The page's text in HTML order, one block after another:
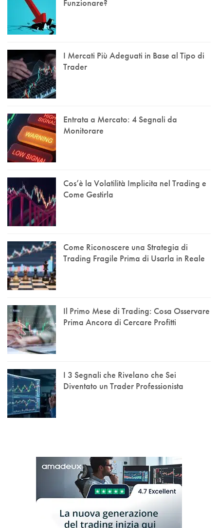
Funzionare?
I Mercati Più Adeguati in Base al Tipo di
Trader
Entrata a Mercato: 4 Segnali da
Monitorare
Cos’è la Volatilità Implicita nel Trading e
Come Gestirla
Come Riconoscere una Strategia di
Trading Fragile Prima di Usarla in Reale
Il Primo Mese di Trading: Cosa Osservare
Prima Ancora di Cercare Profitti
I 3 Segnali che Rivelano che Sei
Diventato un Trader Professionista